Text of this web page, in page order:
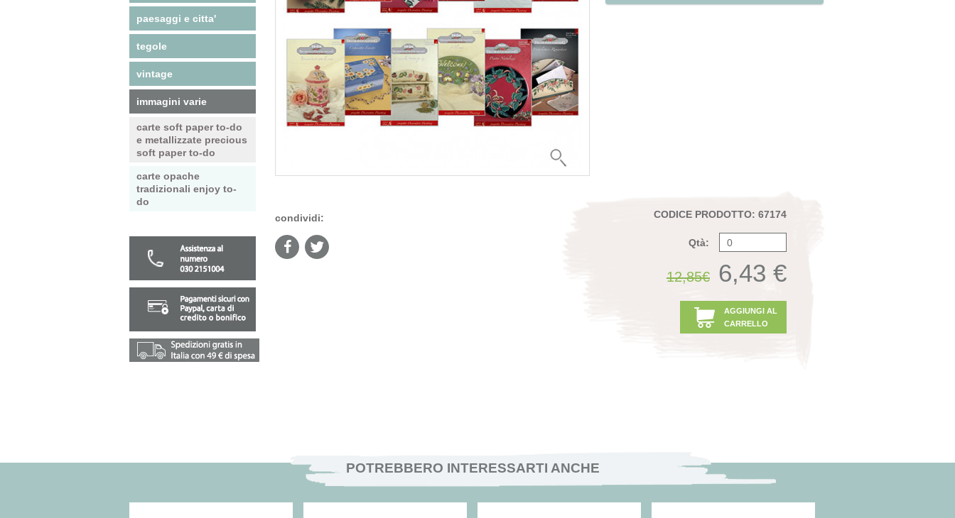
paesaggi e citta'
tegole
vintage
immagini varie
carte soft paper to-do
e metallizzate precious
soft paper to-do
carte opache
tradizionali enjoy to-
do
CODICE PRODOTTO: 67174
Qtà:
12,85€ 6,43 €
AGGIUNGI AL
CARRELLO
condividi:
POTREBBERO INTERESSARTI ANCHE